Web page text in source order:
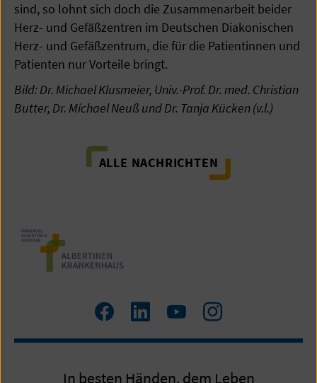
sind, so lohnt sich doch die Zusammenarbeit beider
Herz- und Gefäßzentren im Deutschen Diakonischen
Herz- und Gefäßzentrum, die für die Patientinnen und
Patienten nur Vorteile bringt.
Bild: Dr. Michael Klusmeier, Univ.-Prof. Dr. med. Christian
Butter, Dr. Michael Neuß und Dr. Tanja Kücken (v.l.)
ALLE NACHRICHTEN
Zum
Facebook
Zum
LinkedIn
Zum
YouTube
Zum
Instagram
In besten Händen, dem Leben